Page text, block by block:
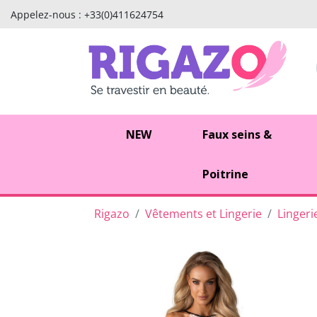
Appelez-nous : +33(0)411624754
NEW Faux seins &
Poitrine
Rigazo Vêtements et Lingerie